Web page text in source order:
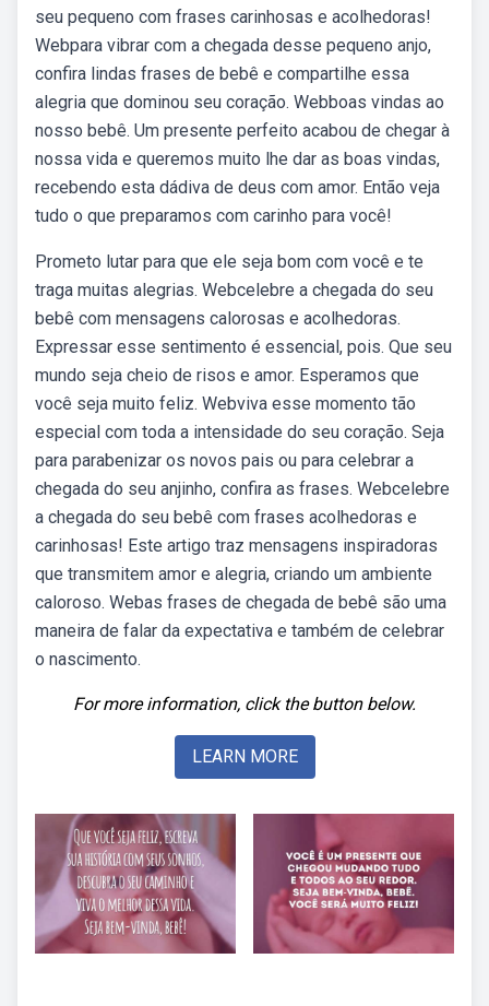
seu pequeno com frases carinhosas e acolhedoras!
Webpara vibrar com a chegada desse pequeno anjo,
confira lindas frases de bebê e compartilhe essa
alegria que dominou seu coração. Webboas vindas ao
nosso bebê. Um presente perfeito acabou de chegar à
nossa vida e queremos muito lhe dar as boas vindas,
recebendo esta dádiva de deus com amor. Então veja
tudo o que preparamos com carinho para você!
Prometo lutar para que ele seja bom com você e te
traga muitas alegrias. Webcelebre a chegada do seu
bebê com mensagens calorosas e acolhedoras.
Expressar esse sentimento é essencial, pois. Que seu
mundo seja cheio de risos e amor. Esperamos que
você seja muito feliz. Webviva esse momento tão
especial com toda a intensidade do seu coração. Seja
para parabenizar os novos pais ou para celebrar a
chegada do seu anjinho, confira as frases. Webcelebre
a chegada do seu bebê com frases acolhedoras e
carinhosas! Este artigo traz mensagens inspiradoras
que transmitem amor e alegria, criando um ambiente
caloroso. Webas frases de chegada de bebê são uma
maneira de falar da expectativa e também de celebrar
o nascimento.
For more information, click the button below.
LEARN MORE